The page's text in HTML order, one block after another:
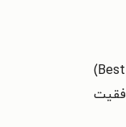
رمان «آلکاتراز در مقابل استخوان‌‌های کاتب» در سال ۲۰۰۸ میلادی به‌عنوان نامزد نهایی جایزهٔ هوگو (Hugo Award) در بخش «بهترین داستان بلند» (Best Novella)